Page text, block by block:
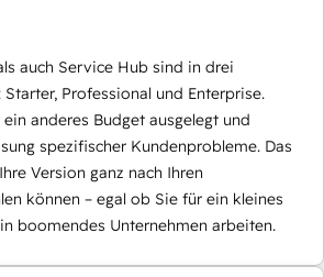
auch Service Hub sind in drei
Professional und Enterprise.
anderes Budget ausgelegt und
spezifischer Kundenprobleme. Das
Version ganz nach Ihren
können – egal ob Sie für ein kleines
boomendes Unternehmen arbeiten.